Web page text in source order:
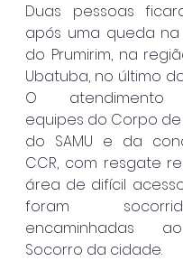
Duas pessoas
após uma queda
do Prumirim, na
Ubatuba, no último
O atendimento
equipes do Corpo de
do SAMU e da
CCR, com resgate
área de difícil
foram
encaminhadas
Socorro da cidade.